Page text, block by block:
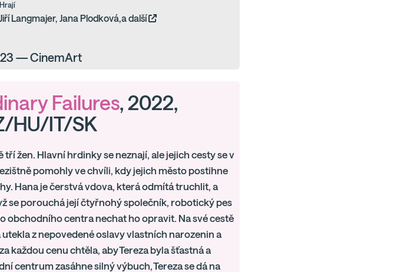
Hrají
Jiří Langmajer, Jana Plodková,a další
— CinemArt
Failures, 2022,
HU/IT/SK
žen. Hlavní hrdinky se neznají, ale jejich cesty se v
pomohly ve chvíli, kdy jejich město postihne
Hana je čerstvá vdova, která odmítá truchlit, a
se porouchá její čtyřnohý společník, robotický pes
obchodního centra nechat ho opravit. Na své cestě
z nepovedené oslavy vlastních narozenin a
každou cenu chtěla, aby Tereza byla šťastná a
centrum zasáhne silný výbuch, Tereza se dá na